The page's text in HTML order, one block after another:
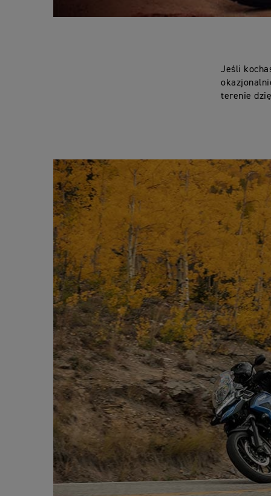
Jeśli
terenie